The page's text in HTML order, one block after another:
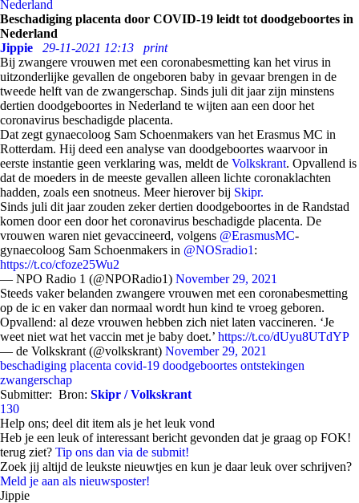
Nederland
Beschadiging placenta door COVID-19 leidt tot doodgeboortes in
Nederland
Jippie
29-11-2021 12:13
print
Bij zwangere vrouwen met een coronabesmetting kan het virus in
uitzonderlijke gevallen de ongeboren baby in gevaar brengen in de
tweede helft van de zwangerschap. Sinds juli dit jaar zijn minstens
dertien doodgeboortes in Nederland te wijten aan een door het
coronavirus beschadigde placenta.
Dat zegt gynaecoloog Sam Schoenmakers van het Erasmus MC in
Rotterdam. Hij deed een analyse van doodgeboortes waarvoor in
eerste instantie geen verklaring was, meldt de Volkskrant. Opvallend is
dat de moeders in de meeste gevallen alleen lichte coronaklachten
hadden, zoals een snotneus. Meer hierover bij Skipr.
Sinds juli dit jaar zouden zeker dertien doodgeboortes in de Randstad
komen door een door het coronavirus beschadigde placenta. De
vrouwen waren niet gevaccineerd, volgens @ErasmusMC-
gynaecoloog Sam Schoenmakers in @NOSradio1 :
https://t.co/cfoze25Wu2
— NPO Radio 1 (@NPORadio1) November 29, 2021
Steeds vaker belanden zwangere vrouwen met een coronabesmetting
op de ic en vaker dan normaal wordt hun kind te vroeg geboren.
Opvallend: al deze vrouwen hebben zich niet laten vaccineren. ‘Je
weet niet wat het vaccin met je baby doet.’ https://t.co/dUyu8UTdYP
— de Volkskrant (@volkskrant) November 29, 2021
beschadiging placenta covid-19 doodgeboortes ontstekingen
zwangerschap
Submitter: Bron: Skipr / Volkskrant
130
Help ons; deel dit item als je het leuk vond
Heb je een leuk of interessant bericht gevonden dat je graag op FOK!
terug ziet? Tip ons dan via de submit!
Zoek jij altijd de leukste nieuwtjes en kun je daar leuk over schrijven?
Meld je aan als nieuwsposter!
Jippie